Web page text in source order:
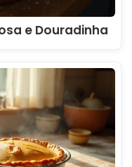
e Douradinha